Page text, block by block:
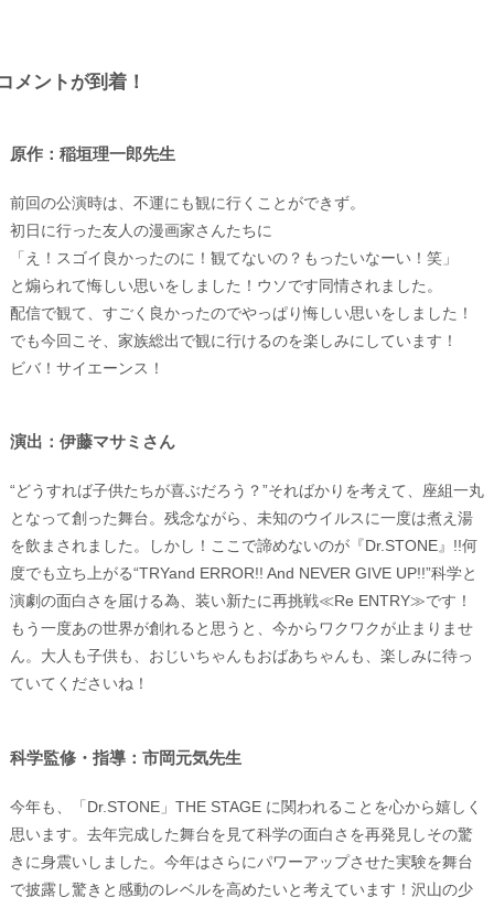
メントが到着！
原作：稲垣理一郎先生
前回の公演時は、不運にも観に行くことができず。
初日に行った友人の漫画家さんたちに
「え！スゴイ良かったのに！観てないの？もったいなーい！笑」
と煽られて悔しい思いをしました！ウソです同情されました。
配信で観て、すごく良かったのでやっぱり悔しい思いをしました！
でも今回こそ、家族総出で観に行けるのを楽しみにしています！
ビバ！サイエーンス！
演出：伊藤マサミさん
“どうすれば子供たちが喜ぶだろう？”そればかりを考えて、座組一丸
となって創った舞台。残念ながら、未知のウイルスに一度は煮え湯
を飲まされました。しかし！ここで諦めないのが『Dr.STONE』!!何
度でも立ち上がる“TRYand ERROR!! And NEVER GIVE UP!!”科学と
演劇の面白さを届ける為、装い新たに再挑戦≪Re ENTRY≫です！
もう一度あの世界が創れると思うと、今からワクワクが止まりませ
ん。大人も子供も、おじいちゃんもおばあちゃんも、楽しみに待っ
ていてくださいね！
科学監修・指導：市岡元気先生
今年も、「Dr.STONE」THE STAGE に関われることを心から嬉しく
思います。去年完成した舞台を見て科学の面白さを再発見しその驚
きに身震いしました。今年はさらにパワーアップさせた実験を舞台
で披露し驚きと感動のレベルを高めたいと考えています！沢山の少